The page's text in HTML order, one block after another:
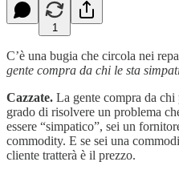
1
C’è una bugia che circola nei
gente compra da chi le sta
Cazzate. La gente compra da chi
grado di risolvere un problema
essere “simpatico”, sei un
commodity. E se sei una
cliente tratterà è il prezzo.